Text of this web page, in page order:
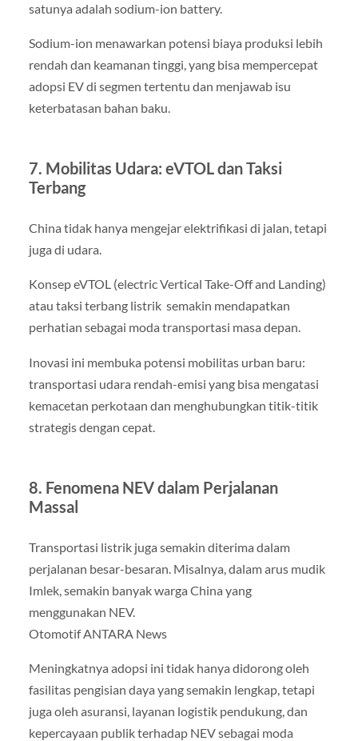
satunya adalah sodium-ion battery.
Sodium-ion menawarkan potensi biaya produksi lebih
rendah dan keamanan tinggi, yang bisa mempercepat
adopsi EV di segmen tertentu dan menjawab isu
keterbatasan bahan baku.
7. Mobilitas Udara: eVTOL dan Taksi
Terbang
China tidak hanya mengejar elektrifikasi di jalan, tetapi
juga di udara.
Konsep eVTOL (electric Vertical Take-Off and Landing)
atau taksi terbang listrik semakin mendapatkan
perhatian sebagai moda transportasi masa depan.
Inovasi ini membuka potensi mobilitas urban baru:
transportasi udara rendah-emisi yang bisa mengatasi
kemacetan perkotaan dan menghubungkan titik-titik
strategis dengan cepat.
8. Fenomena NEV dalam Perjalanan
Massal
Transportasi listrik juga semakin diterima dalam
perjalanan besar-besaran. Misalnya, dalam arus mudik
Imlek, semakin banyak warga China yang
menggunakan NEV.
Otomotif ANTARA News
Meningkatnya adopsi ini tidak hanya didorong oleh
fasilitas pengisian daya yang semakin lengkap, tetapi
juga oleh asuransi, layanan logistik pendukung, dan
kepercayaan publik terhadap NEV sebagai moda